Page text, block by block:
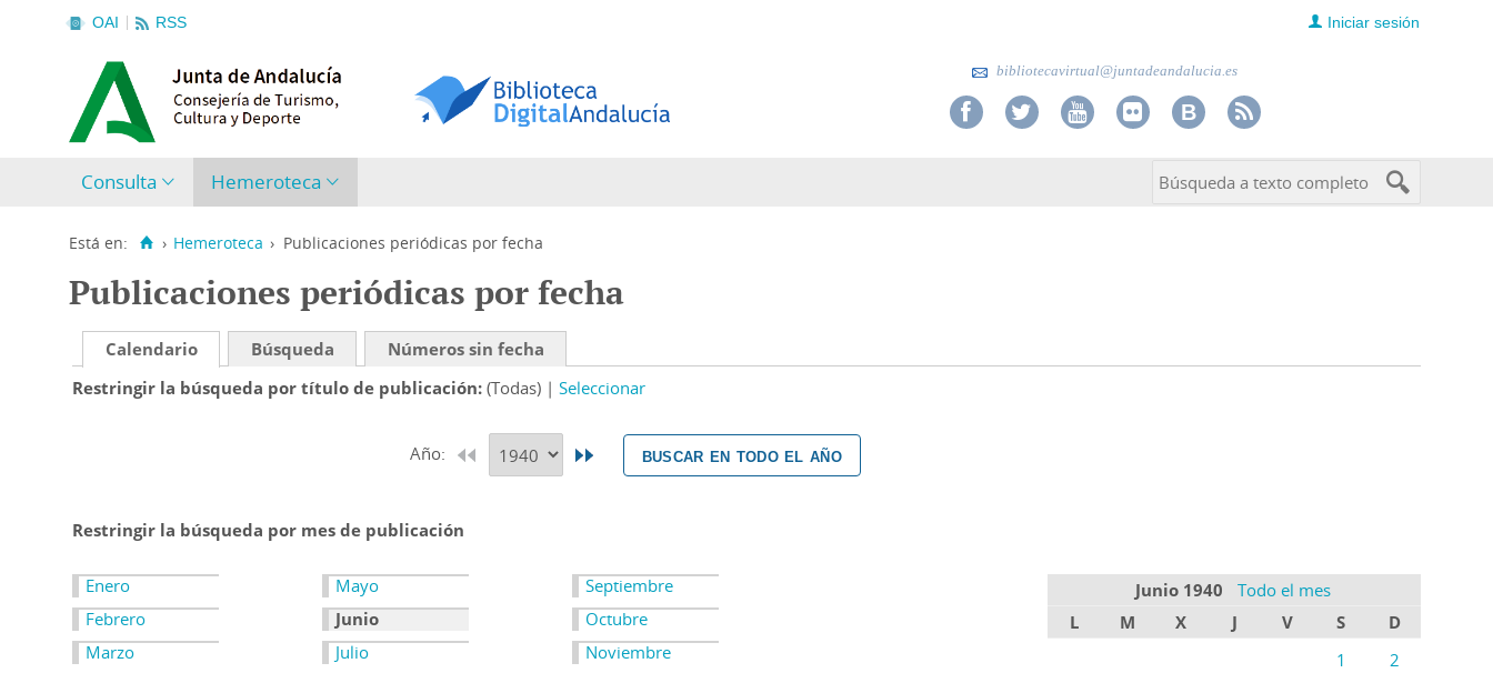
OAI RSS Iniciar sesión
bibliotecavirtual@juntadeandalucia.es
Consulta Hemeroteca
Está en: › Hemeroteca › Publicaciones periódicas por fecha
Publicaciones periódicas por fecha
Calendario Búsqueda
Números sin fecha
Restringir la búsqueda por título de publicación (Todas) Seleccionar
Año: buscar en todo el año
Restringir la búsqueda por mes de publicación
Enero
Febrero
Marzo
Mayo
Junio
Julio
Septiembre
Octubre
Noviembre
Junio 1940
Todo el mes
L
M X J V S
D
1
2